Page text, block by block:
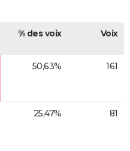
% des voix Voix
50,63% 161
25,47% 81